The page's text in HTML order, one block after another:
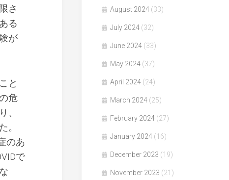
さ
る
が
と
危
、
。
のあ
で
August 2024 (33)
July 2024 (32)
June 2024 (33)
May 2024 (37)
April 2024 (24)
March 2024 (25)
February 2024 (27)
January 2024 (16)
December 2023 (19)
November 2023 (21)